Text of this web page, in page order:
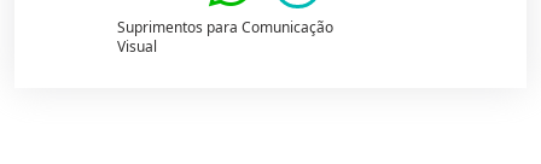
Suprimentos para Comunicação
Visual